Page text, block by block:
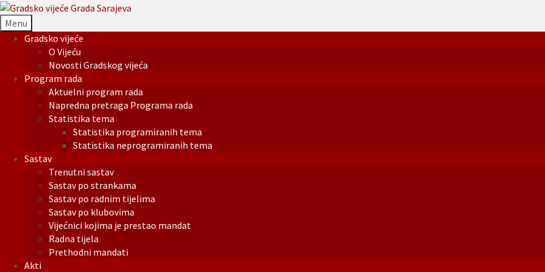
Menu
Gradsko vijeće
O Vijeću
Novosti Gradskog vijeća
Program rada
Aktuelni program rada
Napredna pretraga Programa rada
Statistika tema
Statistika programiranih tema
Statistika neprogramiranih tema
Sastav
Trenutni sastav
Sastav po strankama
Sastav po radnim tijelima
Sastav po klubovima
Vijećnici kojima je prestao mandat
Radna tijela
Prethodni mandati
Akti